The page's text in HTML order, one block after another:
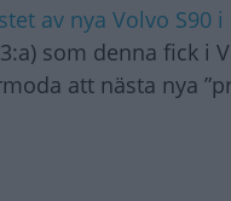
av nya Volvo S90 i
som denna fick i
att nästa nya